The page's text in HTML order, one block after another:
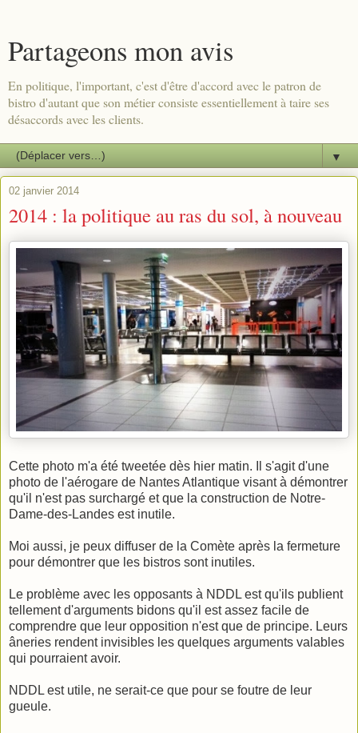
Partageons mon avis
En politique, l'important, c'est d'être d'accord avec le patron de
bistro d'autant que son métier consiste essentiellement à taire ses
désaccords avec les clients.
▼
02 janvier 2014
2014 : la politique au ras du sol, à nouveau
Cette photo m'a été tweetée dès hier matin. Il s'agit d'une
photo de l'aérogare de Nantes Atlantique visant à démontrer
qu'il n'est pas surchargé et que la construction de Notre-
Dame-des-Landes est inutile.
Moi aussi, je peux diffuser de la Comète après la fermeture
pour démontrer que les bistros sont inutiles.
Le problème avec les opposants à NDDL est qu'ils publient
tellement d'arguments bidons qu'il est assez facile de
comprendre que leur opposition n'est que de principe. Leurs
âneries rendent invisibles les quelques arguments valables
qui pourraient avoir.
NDDL est utile, ne serait-ce que pour se foutre de leur
gueule.